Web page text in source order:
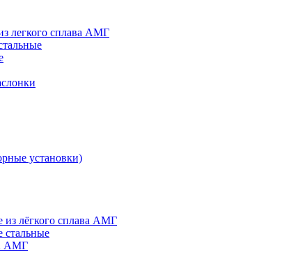
легкого сплава АМГ
установки)
лёгкого сплава АМГ
стальные
АМГ